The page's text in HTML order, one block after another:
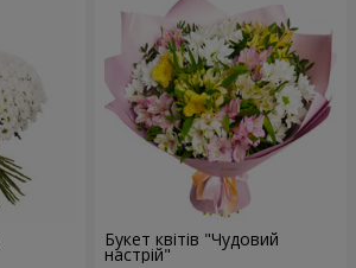
Букет квітів "Чудовий
настрій"